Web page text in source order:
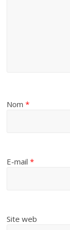
Nom*
E-mail*
Site web